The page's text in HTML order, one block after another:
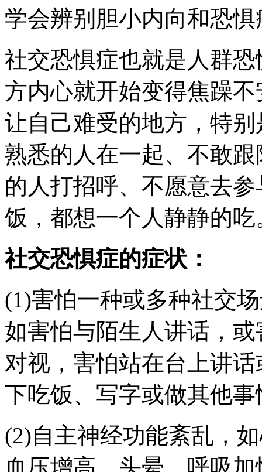
学会辨别胆小内向和恐惧
社交恐惧症也就是人群
方内心就开始变得焦躁
让自己难受的地方，特
熟悉的人在一起、不敢
的人打招呼、不愿意去
饭，都想一个人静静的吃
社交恐惧症的症状：
(1)害怕一种或多种社交
如害怕与陌生人讲话，
对视，害怕站在台上讲
下吃饭、写字或做其他事
(2)自主神经功能紊乱，
血压增高、头晕、呼吸